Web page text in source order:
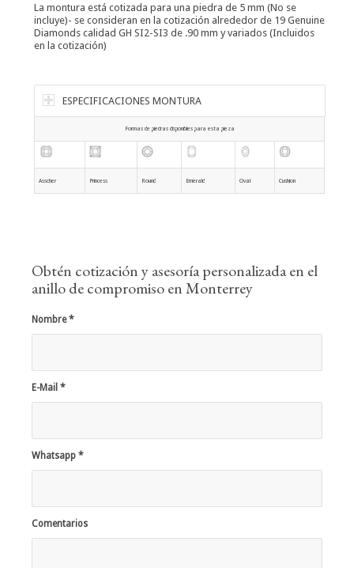
La montura está cotizada para una piedra de 5 mm (No se
incluye)- se consideran en la cotización alrededor de 19 Genuine
Diamonds calidad GH SI2-SI3 de .90 mm y variados (Incluidos
en la cotización)
ESPECIFICACIONES MONTURA
Formas de piedras disponibles para esta pieza
Asscher Princess Round Emerald Oval Cushion
Obtén cotización y asesoría personalizada en el
anillo de compromiso en Monterrey
Nombre*
E-Mail *
Whatsapp *
Comentarios